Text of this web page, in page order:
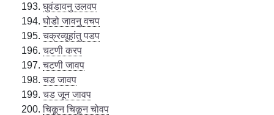
घुवंडावनु उलवप
घोडो जावनु वचप
चक्रव्यूहांतु पडप
चटणी करप
चटणी जावप
चड जावप
चड जून जावप
चिकून चिकून चोवप